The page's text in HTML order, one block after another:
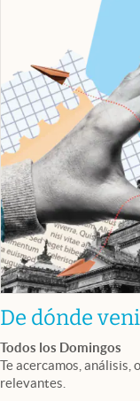
De dónde
Todos los Domingos
Te acercamos, análisis,
relevantes.